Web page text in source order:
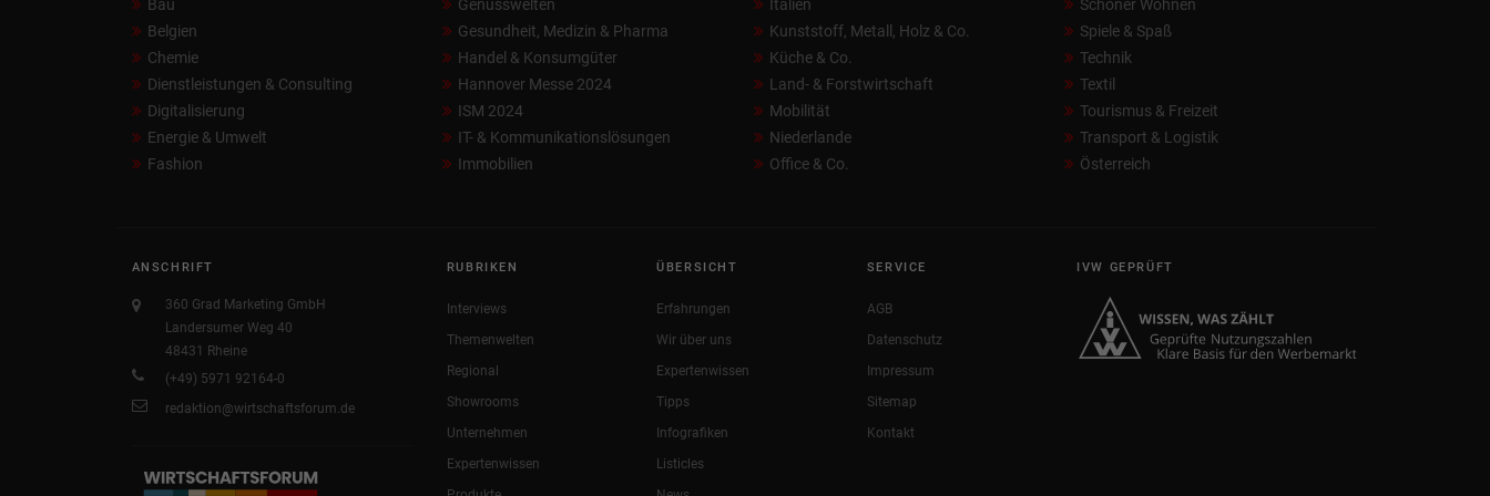
Bau
Belgien
Chemie
Dienstleistungen & Consulting
Digitalisierung
Energie & Umwelt
Fashion
Genusswelten
Gesundheit, Medizin & Pharma
Handel & Konsumgüter
Hannover Messe 2024
ISM 2024
IT- & Kommunikationslösungen
Immobilien
Italien
Kunststoff, Metall, Holz & Co.
Küche & Co.
Land- & Forstwirtschaft
Mobilität
Niederlande
Office & Co.
Schöner Wohnen
Spiele & Spaß
Technik
Textil
Tourismus & Freizeit
Transport & Logistik
Österreich
ANSCHRIFT
360 Grad Marketing GmbH
Landersumer Weg 40
48431 Rheine
(+49) 5971 92164-0
redaktion@wirtschaftsforum.de
RUBRIKEN
Interviews
Themenwelten
Regional
Showrooms
Unternehmen
Expertenwissen
ÜBERSICHT
Erfahrungen
Wir über uns
Expertenwissen
Tipps
Infografiken
Listicles
SERVICE
AGB
Datenschutz
Impressum
Sitemap
Kontakt
IVW GEPRÜFT